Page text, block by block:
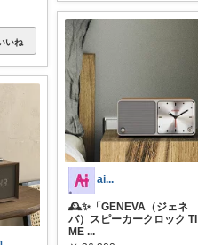
いね
ai...
🕰️✨「GENEVA（ジェネ
バ）スピーカークロック TI
ME...